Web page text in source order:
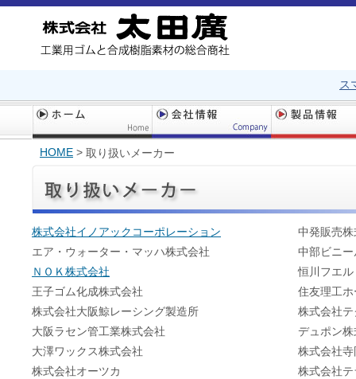
ス
HOME > 取り扱いメーカー
株式会社イノアックコーポレーション
エア・ウォーター・マッハ株式会社
ＮＯＫ株式会社
王子ゴム化成株式会社
株式会社大阪鯨レーシング製造所
大阪ラセン管工業株式会社
大澤ワックス株式会社
株式会社オーツカ
中発販売
中部ビニ
恒川フエ
住友理工
株式会社
デュポン
株式会社
株式会社